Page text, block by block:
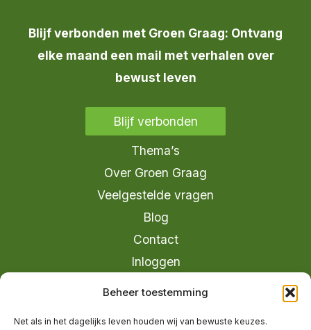
Beheer toestemming
Net als in het dagelijks leven houden wij van bewuste keuzes.
Blijf verbonden met Groen Graag: Ontvang
elke maand een mail met verhalen over
bewust leven
Blijf verbonden
Thema’s
Over Groen Graag
Veelgestelde vragen
Blog
Contact
Inloggen
info@groengraag.nl